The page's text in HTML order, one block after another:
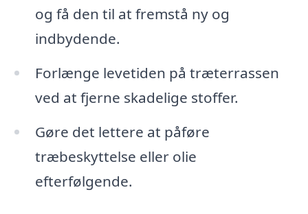
og få den til at fremstå ny og
indbydende.
Forlænge levetiden på træterrassen
ved at fjerne skadelige stoffer.
Gøre det lettere at påføre
træbeskyttelse eller olie
efterfølgende.